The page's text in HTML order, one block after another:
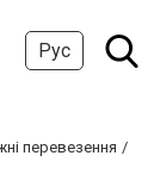
Рус
перевезення